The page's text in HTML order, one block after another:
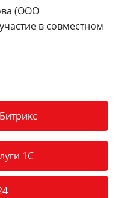
(ООО
в совместном
1С